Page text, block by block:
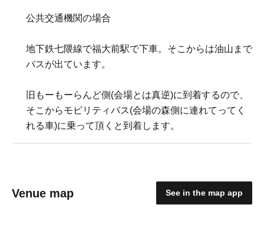
⁡公共交通機関の場合
地下鉄七隈線で福大前駅で下車。そこからは油山まで
バスが出ています。
旧もーもーらんど側(会場とは真逆)に到着するので、
そこからモビリティバス(会場の森側に連れてってく
れる車)に乗って頂くと到着します。
Venue map See in the map app